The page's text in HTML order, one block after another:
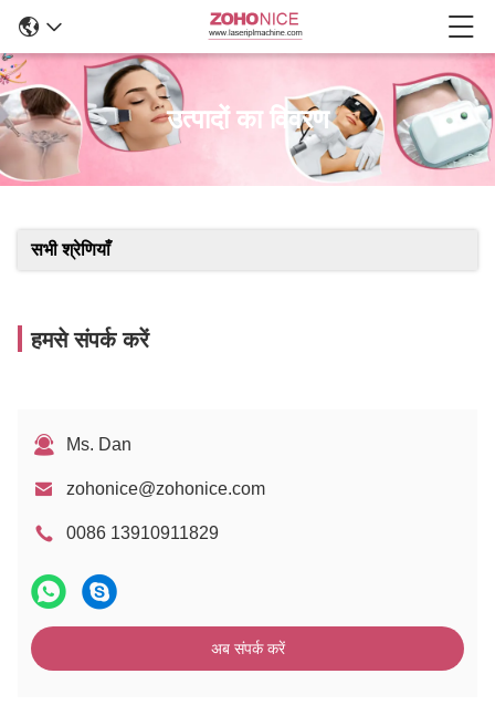
उत्पादों का विवरण
सभी श्रेणियाँ
हमसे संपर्क करें
Ms. Dan
zohonice@zohonice.com
0086 13910911829
अब संपर्क करें